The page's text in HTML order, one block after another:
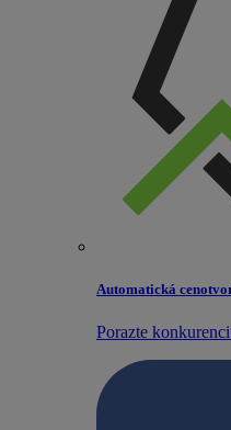
Automatická
Porazte